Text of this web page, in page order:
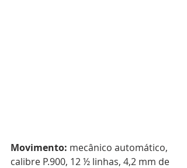
Movimento: mecânico automático,
calibre P.900, 12 ½ linhas, 4,2 mm de